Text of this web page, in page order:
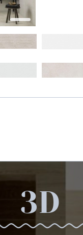
3D